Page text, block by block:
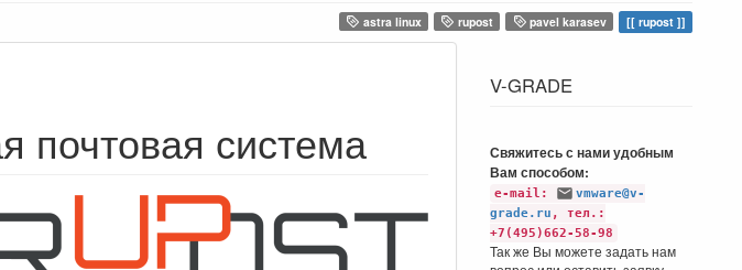
astra linux rupost pavel karasev rupost
почтовая система
V-GRADE
Свяжитесь с нами удобным
Вам способом:
e-mail:
vmware@v-
grade.ru , тел.:
+7(495)662-58-98
Так же Вы можете задать нам